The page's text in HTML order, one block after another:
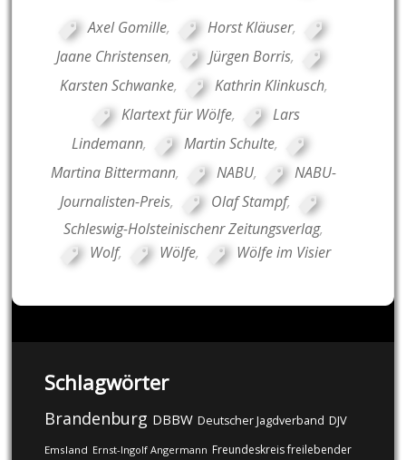
Axel Gomille, Horst Kläuser,
Jaane Christensen, Jürgen Borris,
Karsten Schwanke, Kathrin Klinkusch,
Klartext für Wölfe,
Lars
Lindemann, Martin Schulte,
Martina Bittermann, NABU,
NABU-
Journalisten-Preis, Olaf Stampf,
Schleswig-Holsteinischenr Zeitungsverlag,
Wolf, Wölfe, Wölfe im Visier
Schlagwörter
Brandenburg DBBW Deutscher Jagdverband DJV
Emsland Ernst-Ingolf Angermann Freundeskreis freilebender